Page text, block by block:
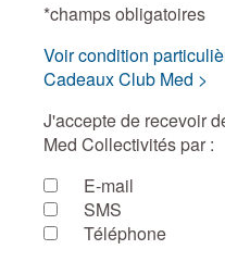
*champs obligatoires
Voir condition
Cadeaux Club Med >
J'accepte de recevoir
Med Collectivités par :
E-mail
SMS
Téléphone